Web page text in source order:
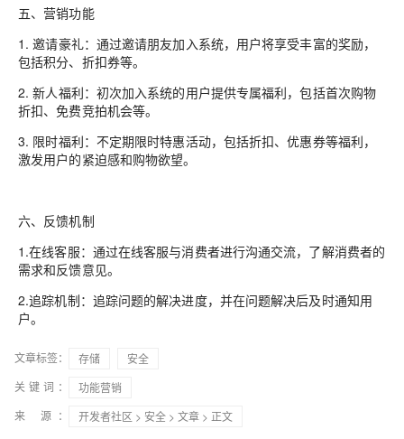
五、营销功能
1. 邀请豪礼：通过邀请朋友加入系统，用户将享受丰富的奖励，
包括积分、折扣券等。
2. 新人福利：初次加入系统的用户提供专属福利，包括首次购物
折扣、免费竞拍机会等。
3. 限时福利：不定期限时特惠活动，包括折扣、优惠券等福利，
激发用户的紧迫感和购物欲望。
六、反馈机制
1.在线客服：通过在线客服与消费者进行沟通交流，了解消费者的
需求和反馈意见。
2.追踪机制：追踪问题的解决进度，并在问题解决后及时通知用
户。
文章标签： 存储
安全
关键词：
功能营销
来 源：
开发者社区 > 安全 > 文章 > 正文